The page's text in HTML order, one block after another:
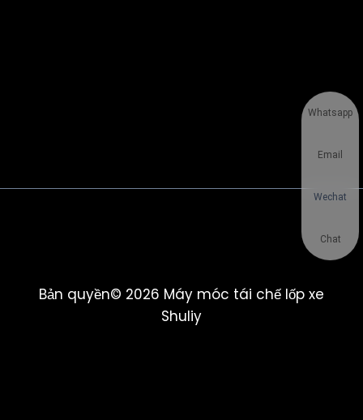
Bản quyền© 2026 Máy móc tái chế lốp xe
Shuliy
Whatsapp
Email
Wechat
Chat